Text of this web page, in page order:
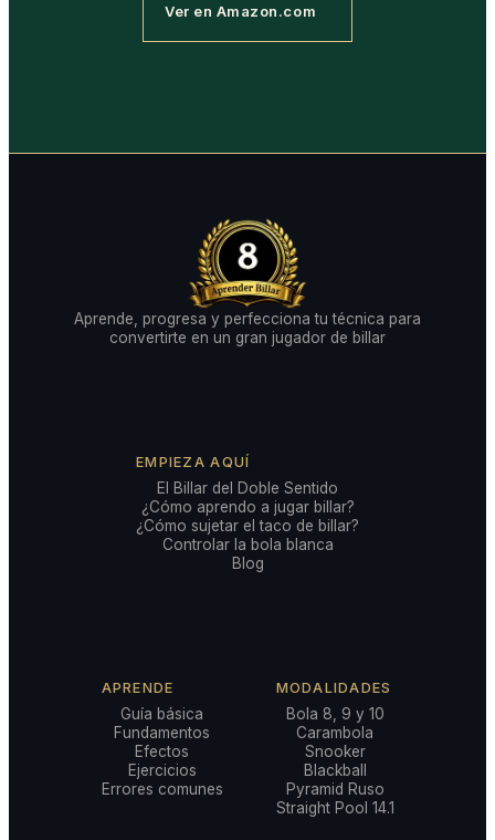
Ver en Amazon.com
Aprende, progresa y perfecciona tu técnica para
convertirte en un gran jugador de billar
EMPIEZA AQUÍ
El Billar del Doble Sentido
¿Cómo aprendo a jugar billar?
¿Cómo sujetar el taco de billar?
Controlar la bola blanca
Blog
APRENDE
Guía básica
Fundamentos
Efectos
Ejercicios
Errores comunes
MODALIDADES
Bola 8, 9 y 10
Carambola
Snooker
Blackball
Pyramid Ruso
Straight Pool 14.1